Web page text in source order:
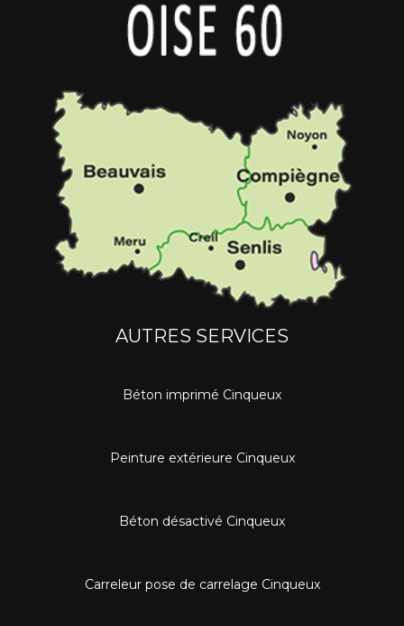
AUTRES SERVICES
Béton imprimé Cinqueux
Peinture extérieure Cinqueux
Béton désactivé Cinqueux
Carreleur pose de carrelage Cinqueux